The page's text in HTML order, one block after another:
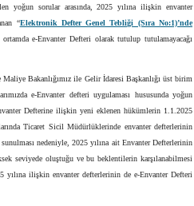
yoğun sorular arasında, 2025 yılına ilişkin envanter
“Elektronik Defter Genel Tebliği (Sıra No:1)’nde
e-Envanter Defteri olarak tutulup tutulamayacağı
Bakanlığımız ile Gelir İdaresi Başkanlığı üst birim
e-Envanter defteri uygulaması hususunda yoğun
Defterine ilişkin yeni eklenen hükümlerin 1.1.2025
Ticaret Sicil Müdürlüklerinde envanter defterlerinin
nedeniyle, 2025 yılına ait Envanter Defterlerinin
seviyede oluştuğu ve bu beklentilerin karşılanabilmesi
yılına ilişkin envanter defterlerinin de e-Envanter Defteri